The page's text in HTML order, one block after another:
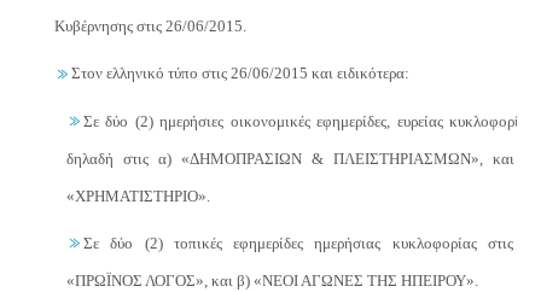
Κυβέρνησης στις 26/06/2015.
Στον ελληνικό τύπο στις 26/06/2015 και ειδικότερα:
Σε δύο (2) ημερήσιες οικονομικές εφημερίδες, ευρείας κυκλοφορίας,
δηλαδή στις α) «ΔΗΜΟΠΡΑΣΙΩΝ & ΠΛΕΙΣΤΗΡΙΑΣΜΩΝ», και β)
«ΧΡΗΜΑΤΙΣΤΗΡΙΟ».
Σε δύο (2) τοπικές εφημερίδες ημερήσιας κυκλοφορίας στις α)
«ΠΡΩΪΝΟΣ ΛΟΓΟΣ», και β) «ΝΕΟΙ ΑΓΩΝΕΣ ΤΗΣ ΗΠΕΙΡΟΥ».